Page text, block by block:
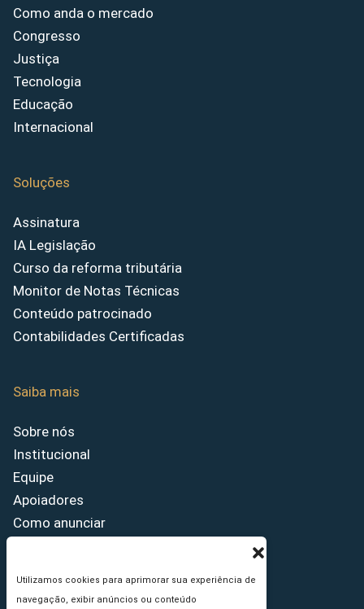
Utilizamos cookies para aprimorar sua experiência de
navegação, exibir anúncios ou conteúdo
Como anda o mercado
Congresso
Justiça
Tecnologia
Educação
Internacional
Soluções
Assinatura
IA Legislação
Curso da reforma tributária
Monitor de Notas Técnicas
Conteúdo patrocinado
Contabilidades Certificadas
Saiba mais
Sobre nós
Institucional
Equipe
Apoiadores
Como anunciar